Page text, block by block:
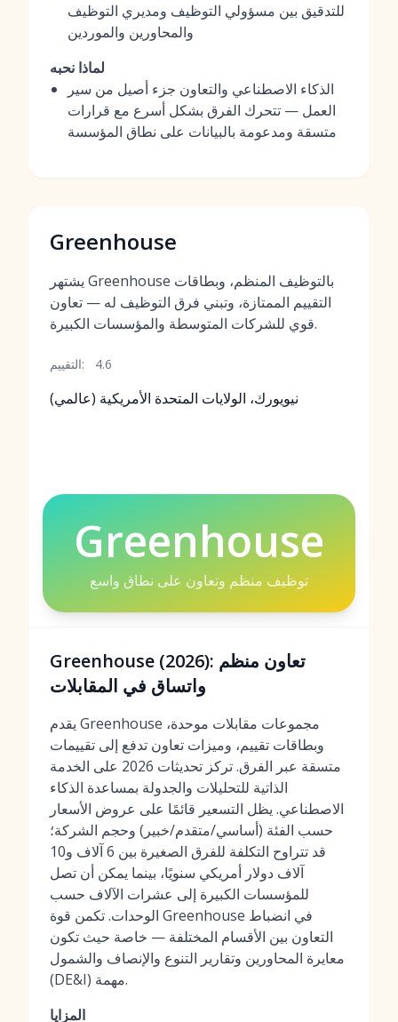
للتدقيق بين مسؤولي التوظيف ومديري التوظيف
والمحاورين والموردين
لماذا نحبه
الذكاء الاصطناعي والتعاون جزء أصيل من سير
العمل — تتحرك الفرق بشكل أسرع مع قرارات
متسقة ومدعومة بالبيانات على نطاق المؤسسة
Greenhouse
يشتهر Greenhouse بالتوظيف المنظم، وبطاقات
التقييم الممتازة، وتبني فرق التوظيف له — تعاون
قوي للشركات المتوسطة والمؤسسات الكبيرة.
التقييم: 4.6
نيويورك، الولايات المتحدة الأمريكية (عالمي)
Greenhouse
توظيف منظم وتعاون على نطاق واسع
Greenhouse (2026): تعاون منظم
واتساق في المقابلات
يقدم Greenhouse مجموعات مقابلات موحدة،
وبطاقات تقييم، وميزات تعاون تدفع إلى تقييمات
متسقة عبر الفرق. تركز تحديثات 2026 على الخدمة
الذاتية للتحليلات والجدولة بمساعدة الذكاء
الاصطناعي. يظل التسعير قائمًا على عروض الأسعار
حسب الفئة (أساسي/متقدم/خبير) وحجم الشركة؛
قد تتراوح التكلفة للفرق الصغيرة بين 6 آلاف و10
آلاف دولار أمريكي سنويًا، بينما يمكن أن تصل
للمؤسسات الكبيرة إلى عشرات الآلاف حسب
الوحدات. تكمن قوة Greenhouse في انضباط
التعاون بين الأقسام المختلفة — خاصة حيث تكون
معايرة المحاورين وتقارير التنوع والإنصاف والشمول
(DE&I) مهمة.
المزايا